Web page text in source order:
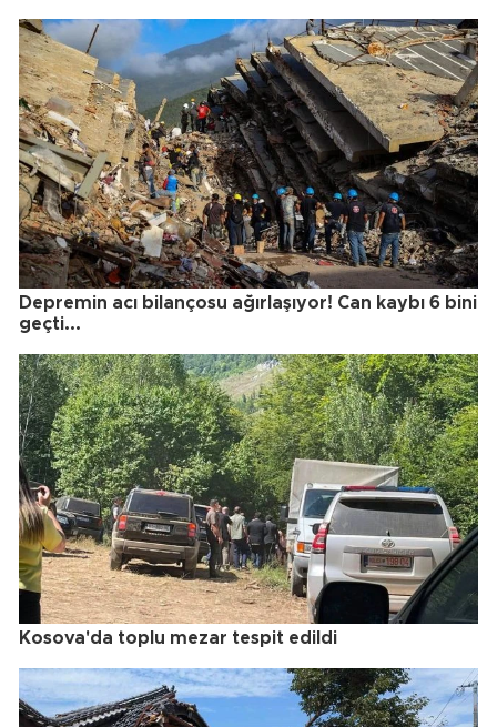
Depremin acı bilançosu ağırlaşıyor! Can kaybı 6 bini
geçti...
Kosova'da toplu mezar tespit edildi